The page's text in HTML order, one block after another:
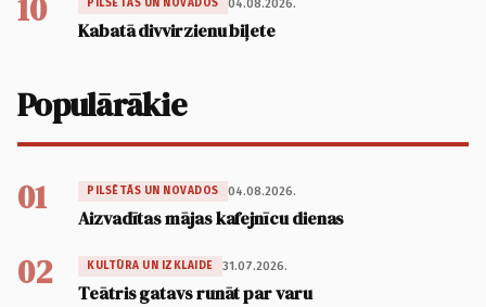
10 PILSĒTĀS UN NOVADOS 04.08.2026.
Kabatā divvirzienu biļete
Populārākie
01 PILSĒTĀS UN NOVADOS 04.08.2026.
Aizvadītas mājas kafejnīcu dienas
02 KULTŪRA UN IZKLAIDE 31.07.2026.
Teātris gatavs runāt par varu